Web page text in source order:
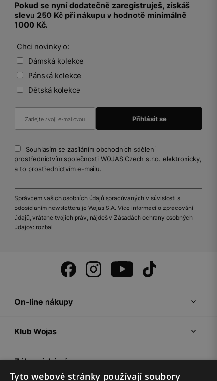
Pokud se nyní dodatečně zaregistruješ, získáš
slevu 250 Kč při nákupu v hodnotě minimálně
1000 Kč.
Chci novinky o:
Dámská kolekce
Pánská kolekce
Dětská kolekce
Souhlasím se zasíláním obchodních sdělení
prostřednictvím společnosti WOJAS Czech s.r.o. elektronicky,
a to prostřednictvím e-mailu.
Správcem vašich osobních údajů spracúvaných v súvislosti s
odosielaním newslettera je Wojas S.A. Více informací o zpracování
údajů, vrátane tvojich práv, nájdeš v Zásadách ochrany osobných
údajov: rozbal
On-line nákupy
Klub Wojas
Zákaznická zóna
Tyto webové stránky používají soubory